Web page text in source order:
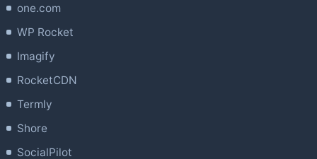
one.com
WP Rocket
Imagify
RocketCDN
Termly
Shore
SocialPilot